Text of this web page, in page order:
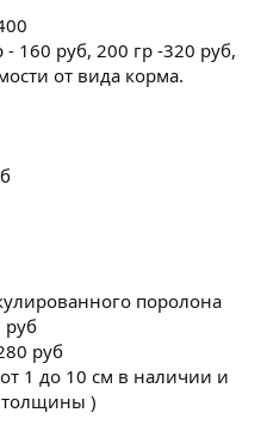
- 160 руб, 200 гр -320 руб,
от вида корма.
поролона
руб
руб
1 до 10 см в наличии и
толщины )